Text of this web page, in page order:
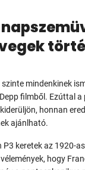
mindenkinek
filmből. Ezúttal
honnan
ajánlható.
keretek az 1920-
hogy